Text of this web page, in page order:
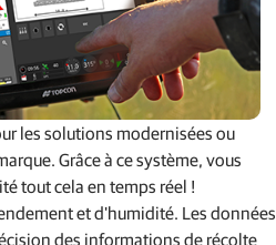
les solutions modernisées ou
Grâce à ce système, vous
tout cela en temps réel !
et d'humidité. Les données
des informations de récolte